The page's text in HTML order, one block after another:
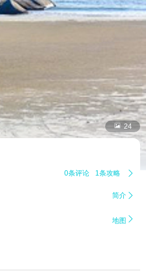
 24
0条评论 1条攻略 
简介 
地图 